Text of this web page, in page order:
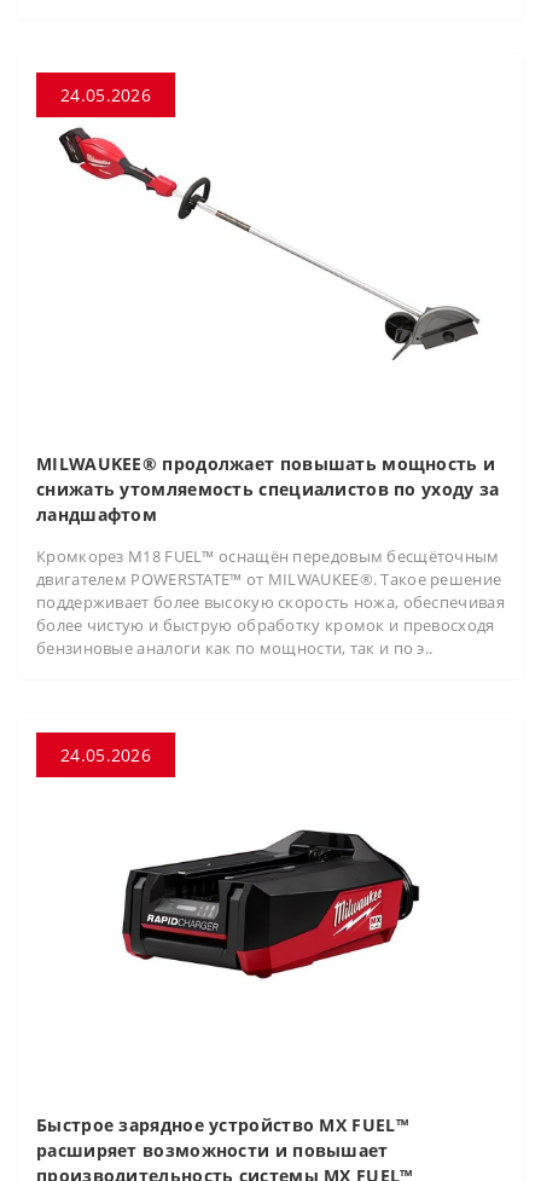
24.05.2026
MILWAUKEE® продолжает повышать мощность и
снижать утомляемость специалистов по уходу за
ландшафтом
Кромкорез M18 FUEL™ оснащён передовым бесщёточным
двигателем POWERSTATE™ от MILWAUKEE®. Такое решение
поддерживает более высокую скорость ножа, обеспечивая
более чистую и быструю обработку кромок и превосходя
бензиновые аналоги как по мощности, так и по э..
24.05.2026
Быстрое зарядное устройство MX FUEL™
расширяет возможности и повышает
производительность системы MX FUEL™